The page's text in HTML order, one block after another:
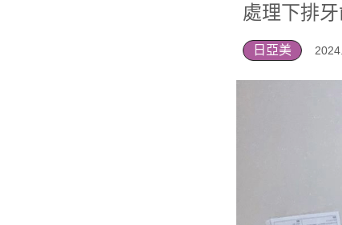
處理下排
日亞美